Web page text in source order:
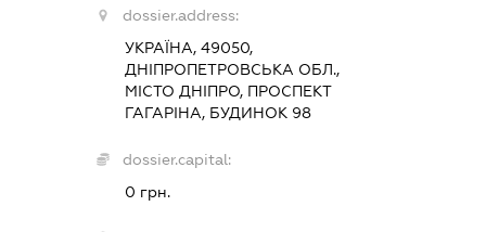
dossier.address:
УКРАЇНА, 49050,
ДНІПРОПЕТРОВСЬКА ОБЛ.,
МІСТО ДНІПРО, ПРОСПЕКТ
ГАГАРІНА, БУДИНОК 98
dossier.capital:
0 грн.